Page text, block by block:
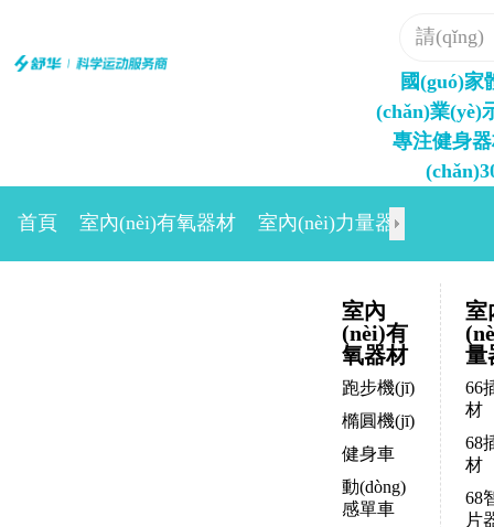
國(guó)家
專注健身
首頁 室內(nèi)有氧器材 室內(nèi)力量器材
室內
(nèi)有
氧器材
跑步機(jī)
橢圓機(jī)
健身車
動(dòng)
感單車
室
量
66
材
68
材
68
片